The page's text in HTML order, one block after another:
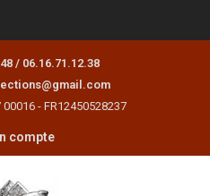
/ 06.16.71.12.38
00016 - FR12450528237
compte